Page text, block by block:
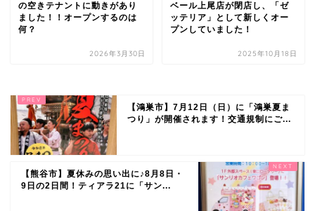
の空きテナントに動きがあり
ました！！オープンするのは
何？
2026年3月30日
ベール上尾店が閉店し、「ゼ
ッテリア」として新しくオー
プンしていました！
2025年10月18日
【鴻巣市】7月12日（日）に「鴻巣夏ま
つり」が開催されます！交通規制にご...
【熊谷市】夏休みの思い出に♪8月8日・
9日の2日間！ティアラ21に「サン...